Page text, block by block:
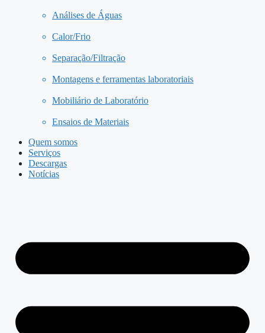
Análises de Águas
Calor/Frio
Separação/Filtração
Montagens e ferramentas laboratoriais
Mobiliário de Laboratório
Ensaios de Materiais
Quem somos
Serviços
Descargas
Notícias